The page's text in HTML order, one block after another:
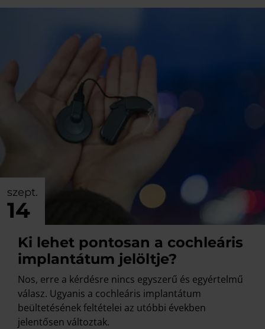
szept.
14
Ki lehet pontosan a cochleáris
implantátum jelöltje?
Nos, erre a kérdésre nincs egyszerű és egyértelmű
válasz. Ugyanis a cochleáris implantátum
beültetésének feltételei az utóbbi években
jelentősen változtak.